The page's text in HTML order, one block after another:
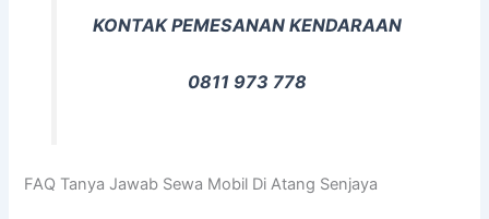
KONTAK PEMESANAN KENDARAAN
0811 973 778
FAQ Tanya Jawab Sewa Mobil Di Atang Senjaya